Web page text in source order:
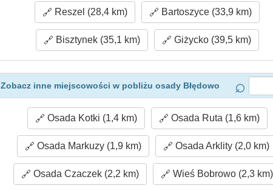
Reszel (28,4 km) Bartoszyce (33,9 km)
Bisztynek (35,1 km) Giżycko (39,5 km)
Zobacz inne miejscowości w pobliżu osady Błędowo
Osada Kotki (1,4 km) Osada Ruta (1,6 km)
Osada Markuzy (1,9 km) Osada Arklity (2,0 km)
Osada Czaczek (2,2 km) Wieś Bobrowo (2,3 km)